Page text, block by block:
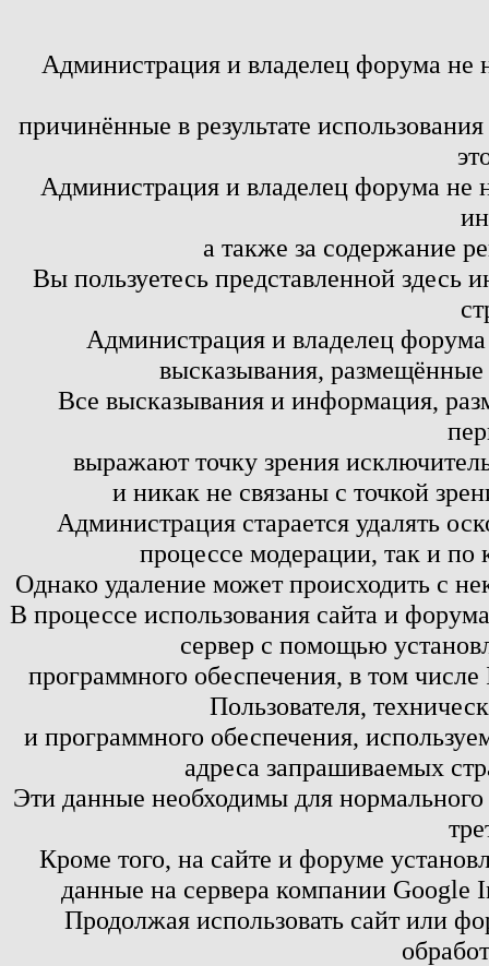
Администрация и владелец форума не
причинённые в результате
Администрация и владелец форума не
а также за содержание
Вы пользуетесь представленной здесь
Администрация и владелец
высказывания,
Все высказывания и информация,
выражают точку зрения
и никак не связаны с точкой
Администрация старается удалять
процессе модерации, так и по
Однако удаление может происходить с
В процессе использования сайта и
сервер с помощью
программного обеспечения, в том
Пользователя,
и программного обеспечения,
адреса запрашиваемых
Эти данные необходимы для
Кроме того, на сайте и форуме
данные на сервера компании
Продолжая использовать сайт или